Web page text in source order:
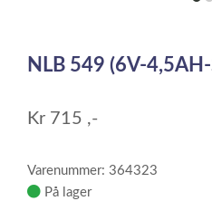
item
of
NLB 549 (6V-
Kr 715 ,-
Varenummer: 364323
På lager